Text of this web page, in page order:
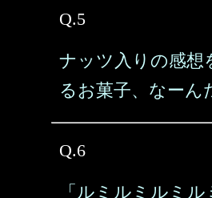
Q.5
ナッツ入りの感想
るお菓子、なーん
Q.6
「ルミルミルミル